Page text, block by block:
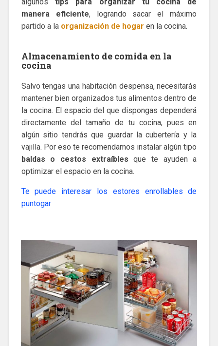
manera eficiente, logrando sacar el máximo
partido a la organización de hogar en la cocina.
Almacenamiento de comida en la
cocina
Salvo tengas una habitación despensa, necesitarás
mantener bien organizados tus alimentos dentro de
la cocina. El espacio del que dispongas dependerá
directamente del tamaño de tu cocina, pues en
algún sitio tendrás que guardar la cubertería y la
vajilla. Por eso te recomendamos instalar algún tipo
baldas o cestos extraíbles que te ayuden a
optimizar el espacio en la cocina.
Te puede interesar los estores enrollables de
puntogar